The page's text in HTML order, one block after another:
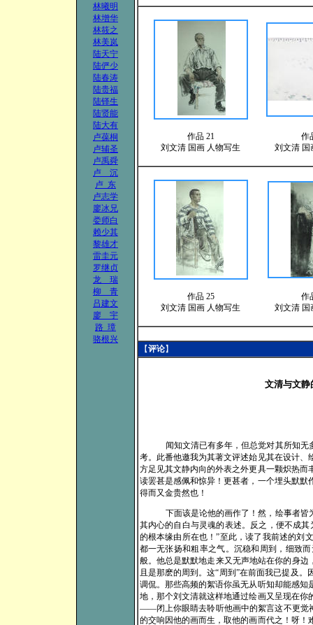
林曦明
林增华
林筱之
林美岚
陆天宁
陆俨少
陆春涛
陆贵福
陆铎生
陆贤能
陆大有
卢葆桐
卢辅圣
卢禹舜
卢 沉
卢 东
卢志学
廖冰兄
娄师白
赖少其
黎雄才
雷圭元
罗继贞
龙 瑞
柳 青
吕建文
廖 宇
路 璋
骆根兴
作品 21
作
刘文清 国画 人物写生 刘文清
作品 25
作
刘文清 国画 人物写生 刘文清 国
【评论】
文清与文静的背
闻知文清已有多年，但总觉对其所知
考。此番他邀我为其著文评述始见其在设计
方足见其文静内向的外表之外更具一颗炽热
读罢甚是感佩和惊异！更甚者，一个埋头默
得而又金贵然也！
下面该是论他的画作了！然，绘事者
其内心的自白与灵魂的表述。反之，便不成
的根本缘由所在也！”至此，读了我前述的刘
都一无张扬和粗率之气。沉稳和周到，细致
般。他总是默默地走来又无声地站在你的身
且是那麽的周到。这“周到”在前面我已提及
调侃。那些高频的絮语你虽无从听知却能感
地，那个刘文清就这样地通过绘画又呈现在
——闭上你眼睛去聆听他画中的絮言这不更觉
的交响因他的画而生，取他的画而代之！呀